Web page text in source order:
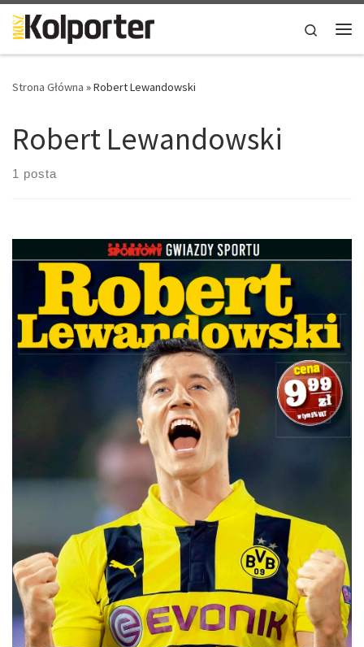
Skip to content
Search
Strona Główna »Robert Lewandowski
Robert Lewandowski
1 posta